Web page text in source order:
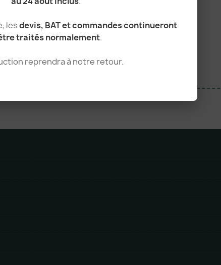
lesdevis, BAT et commandes continueront
traités normalement.
reprendra à notre retour.
MY POLO 180 Homme manches longues